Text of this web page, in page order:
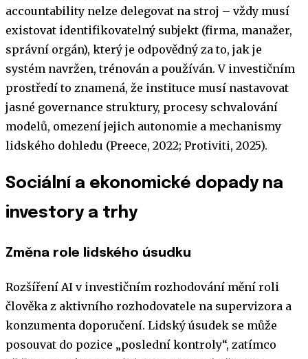
accountability nelze delegovat na stroj – vždy musí
existovat identifikovatelný subjekt (firma, manažer,
správní orgán), který je odpovědný za to, jak je
systém navržen, trénován a používán. V investičním
prostředí to znamená, že instituce musí nastavovat
jasné governance struktury, procesy schvalování
modelů, omezení jejich autonomie a mechanismy
lidského dohledu (Preece, 2022; Protiviti, 2025).
Sociální a ekonomické dopady na
investory a trhy
Změna role lidského úsudku
Rozšíření AI v investičním rozhodování mění roli
člověka z aktivního rozhodovatele na supervizora a
konzumenta doporučení. Lidský úsudek se může
posouvat do pozice „poslední kontroly“, zatímco